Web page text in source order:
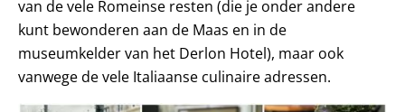
van de vele Romeinse resten (die je onder andere
kunt bewonderen aan de Maas en in de
museumkelder van het Derlon Hotel), maar ook
vanwege de vele Italiaanse culinaire adressen.